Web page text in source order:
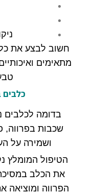
חשוב לבצע את
מתאימים
כלבים
בדומה לכלבים
שכבות בפרווה,
ושמירה על
הטיפול המומלץ
את הכלב
הפרווה ומוציאה